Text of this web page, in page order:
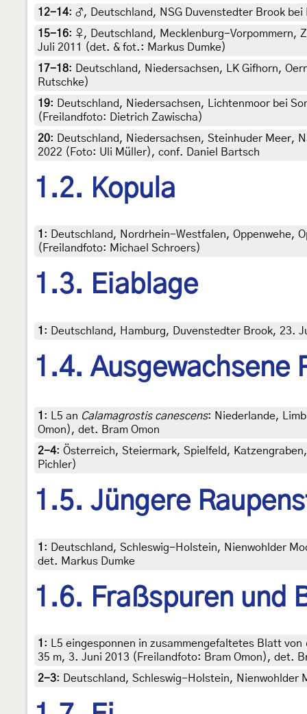
12-14: ♂, Deutschland, NSG Duvenstedter Brook
15-16: ♀, Deutschland, Mecklenburg-Vorpommern,
Juli 2011 (det. & fot.: Markus Dumke)
17-18:
Deutschland, Niedersachsen, LK Gifhorn,
Rutschke)
19:
Deutschland, Niedersachsen, Lichtenmoor bei
(Freilandfoto: Dietrich Zawischa)
20:
Deutschland, Niedersachsen, Steinhuder Meer,
2022 (Foto: Uli Müller), conf. Daniel Bartsch
1.2. Kopula
1 :
Deutschland, Nordrhein-Westfalen, Oppenwehe,
(Freilandfoto: Michael Schroers)
1.3. Eiablage
1 : Deutschland, Hamburg, Duvenstedter Brook, 23.
1.4. Ausgewachsene
1 : L5 an Calamagrostis canescens: Niederlande,
Omon), det. Bram Omon
2-4: Österreich, Steiermark, Spielfeld,
Pichler)
1.5. Jüngere
1 :
Deutschland, Schleswig-Holstein, Nienwohlder
det. Markus Dumke
1.6. Fraßspuren und
1 : L5 eingesponnen in zusammengefaltetes Blatt von
35 m, 3. Juni 2013 (Freilandfoto: Bram Omon), det.
2-3: Deutschland, Schleswig-Holstein, Nienwohlder